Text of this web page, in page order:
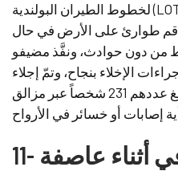
لخطوط الطيران البولندية (LOT)، والتي هبطت فيها الطائرة
طوارئ على الأرض في حال
من دون حوادث، ونفَّذ مضيفو
الإخلاء بنجاح، وتمّ إجلاء
جميع ركاب الطائرة الذين بلغ عددهم 231 شخصاً عبر مزالق
11- هل الطيران في أثناء عاصفة